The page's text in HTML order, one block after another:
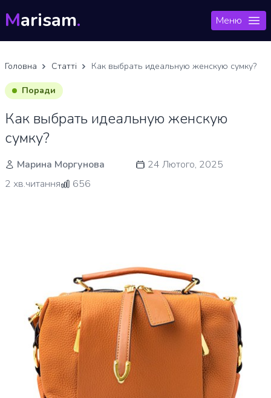
Marisam. Меню
Головна Статті Как выбрать идеальную женскую сумку?
Поради
Как выбрать идеальную женскую
сумку?
Марина Моргунова
24 Лютого, 2025
2 хв.читання
656